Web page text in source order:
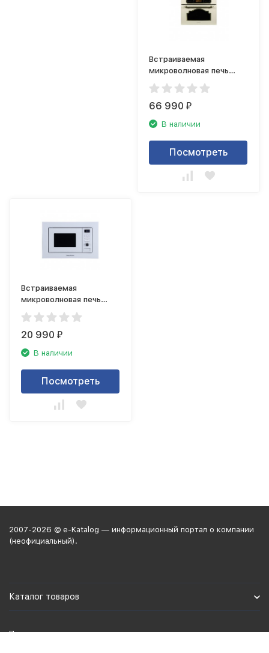
Встраиваемая
микроволновая печь
Zigmund Shtain BMO
20.362 X
66 990₽
В наличии
Посмотреть
Встраиваемая
микроволновая печь
Zigmund Shtain BMO
16.202 W
20 990₽
В наличии
Посмотреть
2007-2026 © e-Katalog — информационный портал о компании
(неофициальный).
Каталог товаров
Политика персональных данных